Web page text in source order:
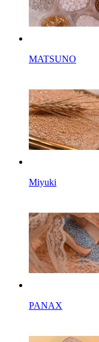
MATSUNO
Miyuki
PANAX